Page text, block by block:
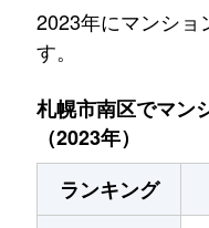
2023年にマンショ
す。
札幌市南区でマン
（2023年）
ランキング